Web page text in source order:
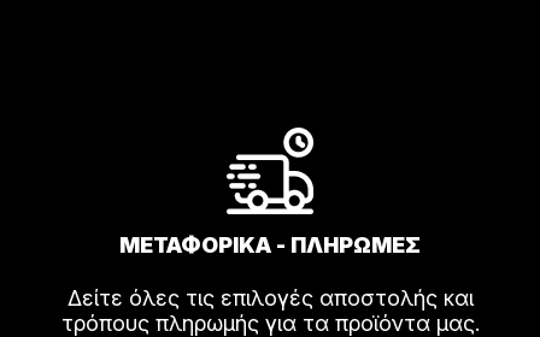
ΜΕΤΑΦΟΡΙΚΑ - ΠΛΗΡΩΜΕΣ
Δείτε όλες τις επιλογές αποστολής και
τρόπους πληρωμής για τα προϊόντα μας.